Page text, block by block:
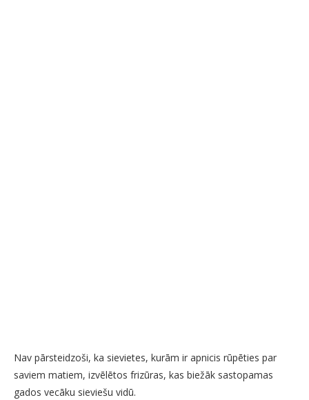
Nav pārsteidzoši, ka sievietes, kurām ir apnicis rūpēties par
saviem matiem, izvēlētos frizūras, kas biežāk sastopamas
gados vecāku sieviešu vidū.